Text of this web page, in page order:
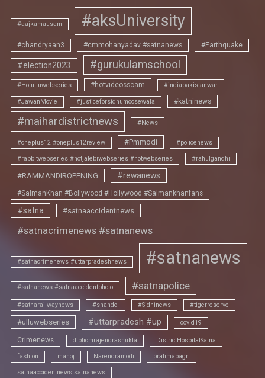
#aajkamausam #aksUniversity
#chandryaan3 #cmmohanyadav #satnanews #Earthquake
#election2023 #gurukulamschool
#Hotulluwebseries #hotvideosscam #indiapakistanwar
#JawanMovie #justiceforsidhumoosewala #katninews
#maihardistrictnews #News
#oneplus12 #oneplus12review #Pmmodi #policenews
#rabbitwebseries #hotjalebiwebseries #hotwebseries #rahulgandhi
#RAMMANDIROPENING #rewanews
#SalmanKhan #Bollywood #Hollywood #Salmankhanfans
#satna #satnaaccidentnews
#satnacrimenews #satnanews
#satnacrimenews #uttarpradeshnews #satnanews
#satnanews #satnaaccidentphoto #satnapolice
#satnarailwaynews #shahdol #Sidhinews #tigerreserve
#ulluwebseries #uttarpradesh #up covid19
Crimenews dipticmrajendrashukla DistrictHospitalSatna
fashion manoj Narendramodi pratimabagri
satnaaccidentnews satnanews